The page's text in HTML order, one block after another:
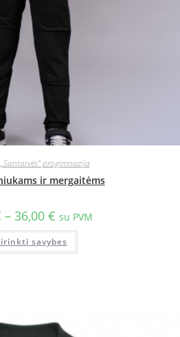
progimnazija
ir mergaitėms
– 36,00 € su PVM
savybes